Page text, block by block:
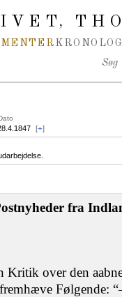
,
Søg
[+]
fra
Kritik over den
Følgende: